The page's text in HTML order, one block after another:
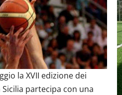
la XVII edizione dei
partecipa con una